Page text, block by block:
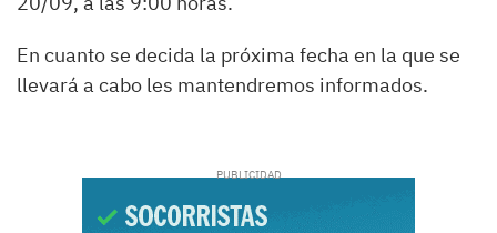
En cuanto se decida la próxima fecha en la que se
llevará a cabo les mantendremos informados.